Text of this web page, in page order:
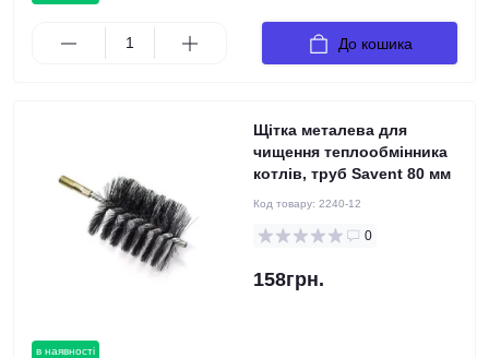
До кошика
в наявності
Щітка металева для
чищення теплообмінника
котлів, труб Savent 80 мм
Код товару: 2240-12
0
158грн.